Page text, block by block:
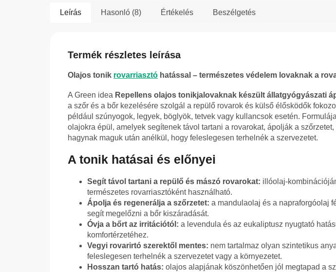
Leírás Hasonló (8) Értékelés Beszélgetés
Termék részletes leírása
Olajos tonik rovarriasztó hatással – természetes védelem lovaknak a
A Green idea Repellens olajos tonikja lovaknak készült állatgyógyászati
a szőr és a bőr kezelésére szolgál a repülő rovarok és külső élősködők
például szúnyogok, legyek, böglyök, tetvek vagy kullancsok esetén.
olajokra épül, amelyek segítenek távol tartani a rovarokat, ápolják a
hagynak maguk után anélkül, hogy feleslegesen terhelnék a szervezetet.
A tonik hatásai és előnyei
Segít távol tartani a repülő és mászó rovarokat: illóolaj-
természetes rovarriasztóként használható.
Ápolja és regenerálja a szőrzetet: a mandulaolaj és a napraforgóolaj
segít megelőzni a bőr kiszáradását.
Óvja a bőrt az irritációtól: a levendula és az eukaliptusz nyugtató
komfortérzetéhez.
Vegyi rovarirtó szerektől mentes: nem tartalmaz olyan szintetikus
feleslegesen terhelnék a szervezetet vagy a környezetet.
Hosszan tartó hatás: olajos alapjának köszönhetően jól megtapad a